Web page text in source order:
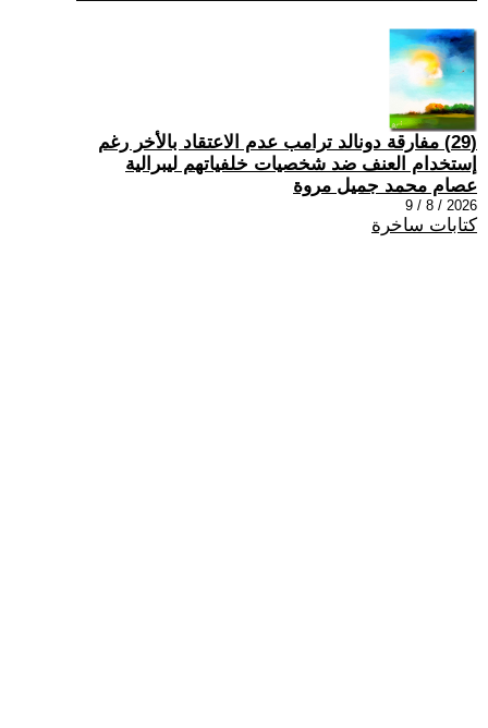
(29) مفارقة دونالد ترامب عدم الاعتقاد بالأخر رغم
إستخدام العنف ضد شخصيات خلفياتهم ليبرالية
عصام محمد جميل مروة
2026 / 8 / 9
كتابات ساخرة